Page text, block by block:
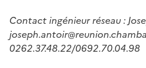
Contact ingénieur réseau :
0262.37.48.22/0692.70.04.98